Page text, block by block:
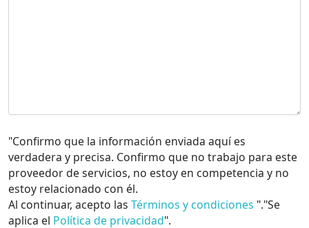
"Confirmo que la información enviada aquí es
verdadera y precisa. Confirmo que no trabajo para este
proveedor de servicios, no estoy en competencia y no
estoy relacionado con él.
Al continuar, acepto las Términos y condiciones "."Se
aplica el Política de privacidad".